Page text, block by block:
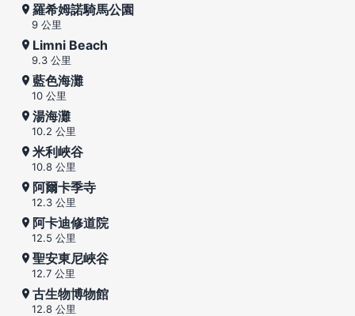
羅希姆諾騎馬公園
9 公里
Limni Beach
9.3 公里
藍色海灘
10 公里
湯海灘
10.2 公里
米利峽谷
10.8 公里
阿爾卡季寺
12.3 公里
阿卡迪修道院
12.5 公里
聖安東尼峽谷
12.7 公里
古生物博物館
12.8 公里